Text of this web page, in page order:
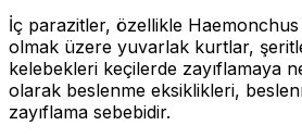
İç parazitler, özellikle
olmak üzere yuvarlak kurtlar,
kelebekleri keçilerde zayıflamaya
olarak beslenme eksiklikleri,
zayıflama sebebidir.